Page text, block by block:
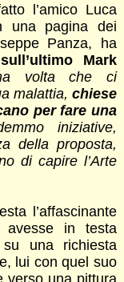
l’amico Luca
una pagina dei
Panza, ha
Mark
volta che ci
malattia,chiese
per fare una
iniziative,
della proposta,
di capire l’Arte
l’affascinante
avesse in testa
una richiesta
lui con quel suo
verso una pittura